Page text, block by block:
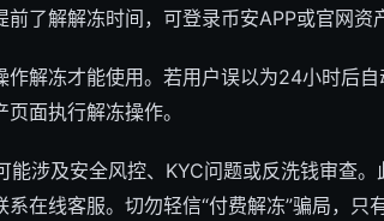
了解解冻时间，可登录币安APP或官网资
作解冻才能使用。若用户误以为24小时后
面执行解冻操作。
涉及安全风控、KYC问题或反洗钱审查
在线客服。切勿轻信“付费解冻”骗局，只